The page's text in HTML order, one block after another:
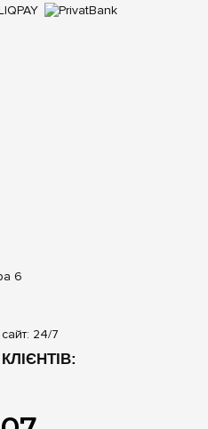
6
24/7